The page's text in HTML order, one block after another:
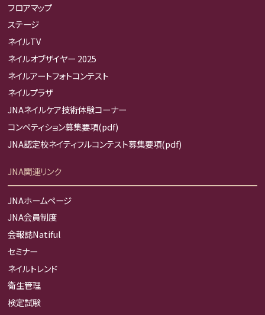
フロアマップ
ステージ
ネイルTV
ネイルオブザイヤー 2025
ネイルアートフォトコンテスト
ネイルプラザ
JNAネイルケア技術体験コーナー
コンペティション募集要項(pdf)
JNA認定校ネイティフルコンテスト募集要項(pdf)
JNA関連リンク
JNAホームページ
JNA会員制度
会報誌Natiful
セミナー
ネイルトレンド
衛生管理
検定試験